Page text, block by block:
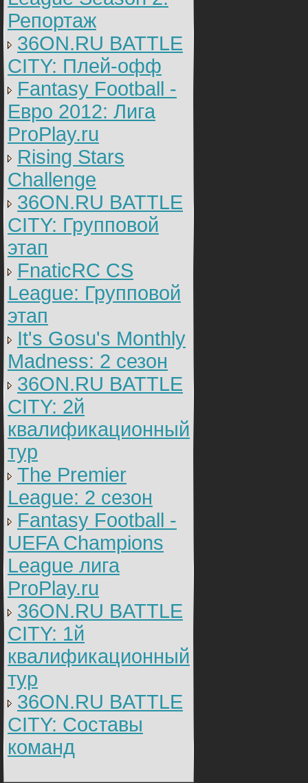
Репортаж
36ON.RU BATTLE
CITY: Плей-офф
Fantasy Football -
Евро 2012: Лига
ProPlay.ru
Rising Stars
Challenge
36ON.RU BATTLE
CITY: Групповой
этап
FnaticRC CS
League: Групповой
этап
It's Gosu's Monthly
Madness: 2 сезон
36ON.RU BATTLE
CITY: 2й
квалификационный
тур
The Premier
League: 2 cезон
Fantasy Football -
UEFA Champions
League лига
ProPlay.ru
36ON.RU BATTLE
CITY: 1й
квалификационный
тур
36ON.RU BATTLE
CITY: Составы
команд